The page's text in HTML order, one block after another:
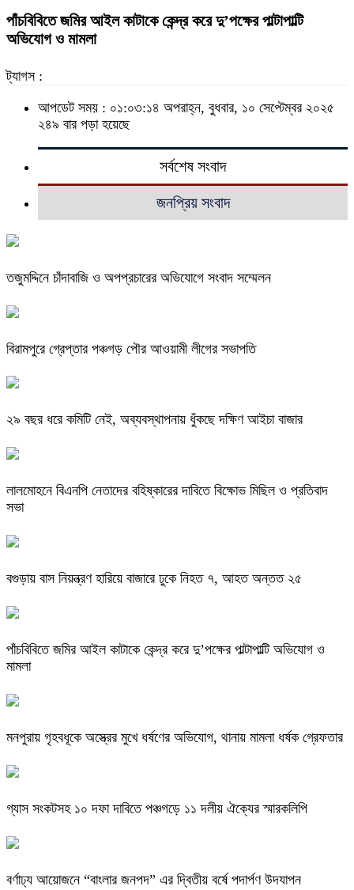
পাঁচবিবিতে জমির আইল কাটাকে কেন্দ্র করে দু’পক্ষের পাল্টাপাল্টি
অভিযোগ ও মামলা
ট্যাগস :
আপডেট সময় : ০১:০৩:১৪ অপরাহ্ন, বুধবার, ১০ সেপ্টেম্বর ২০২৫
২৪৯ বার পড়া হয়েছে
সর্বশেষ সংবাদ
জনপ্রিয় সংবাদ
তজুমদ্দিনে চাঁদাবাজি ও অপপ্রচারের অভিযোগে সংবাদ সম্মেলন
বিরামপুরে গ্রেপ্তার পঞ্চগড় পৌর আওয়ামী লীগের সভাপতি
২৯ বছর ধরে কমিটি নেই, অব্যবস্থাপনায় ধুঁকছে দক্ষিণ আইচা বাজার
লালমোহনে বিএনপি নেতাদের বহিষ্কারের দাবিতে বিক্ষোভ মিছিল ও প্রতিবাদ
সভা
বগুড়ায় বাস নিয়ন্ত্রণ হারিয়ে বাজারে ঢুকে নিহত ৭, আহত অন্তত ২৫
পাঁচবিবিতে জমির আইল কাটাকে কেন্দ্র করে দু’পক্ষের পাল্টাপাল্টি অভিযোগ ও
মামলা
মনপুরায় গৃহবধূকে অস্ত্রের মুখে ধর্ষণের অভিযোগ, থানায় মামলা ধর্ষক গ্রেফতার
গ্যাস সংকটসহ ১০ দফা দাবিতে পঞ্চগড়ে ১১ দলীয় ঐক্যের স্মারকলিপি
বর্ণাঢ্য আয়োজনে “বাংলার জনপদ” এর দ্বিতীয় বর্ষে পদার্পণ উদযাপন